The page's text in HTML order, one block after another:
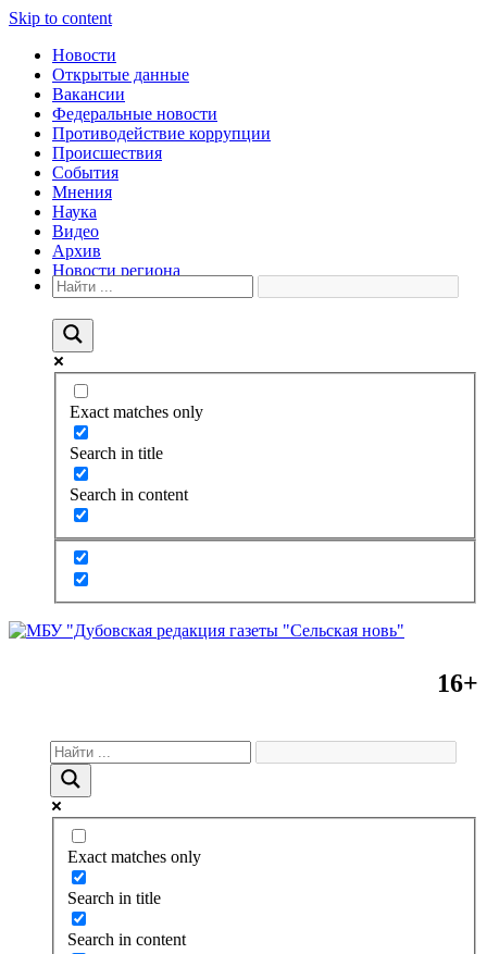
Skip to content
Новости
Открытые данные
Вакансии
Федеральные новости
Противодействие коррупции
Происшествия
События
Мнения
Наука
Видео
Архив
Новости региона
Exact matches only
Search in title
Search in content
16+
Exact matches only
Search in title
Search in content